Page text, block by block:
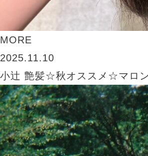
MORE
2025.11.10
小辻 艶髪☆秋オススメ☆マロン